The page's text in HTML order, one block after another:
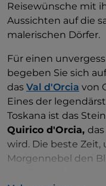
Reisewünsche mit
Aussichten auf die
malerischen Dörfer.
Für einen
begeben Sie sich
das Val d'Orcia von
Eines der
Toskana ist das
Quirico d'Orcia, das
wird. Die beste Zeit,
Morgennebel den